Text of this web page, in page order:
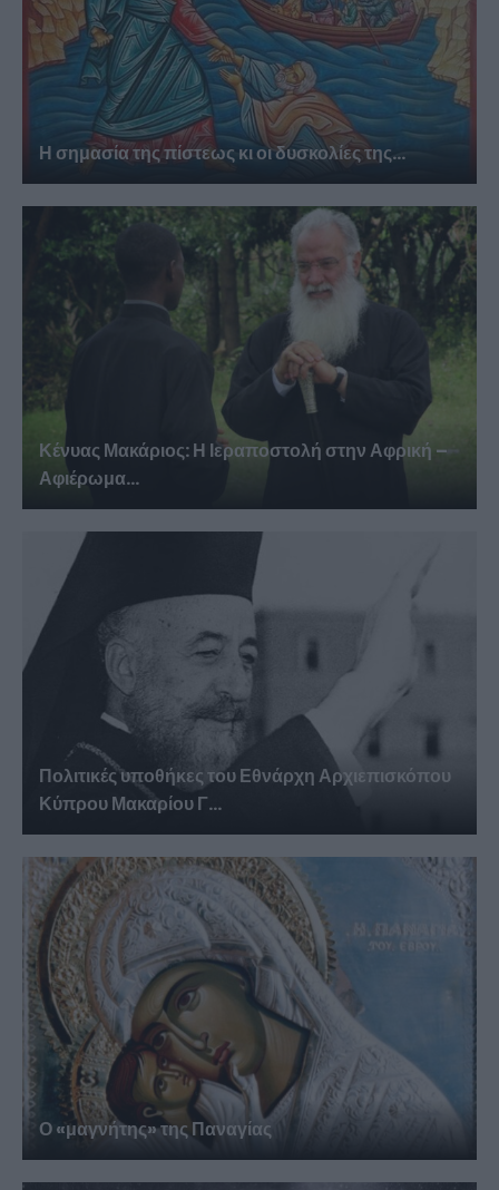
Η σημασία της πίστεως κι οι δυσκολίες της...
Κένυας Μακάριος: Η Ιεραποστολή στην Αφρική –
Αφιέρωμα...
Πολιτικές υποθήκες του Εθνάρχη Αρχιεπισκόπου
Κύπρου Μακαρίου Γ...
Ο «μαγνήτης» της Παναγίας